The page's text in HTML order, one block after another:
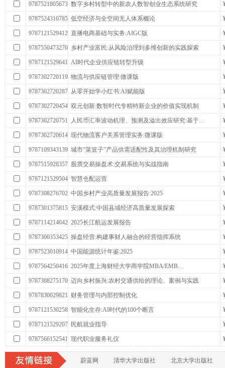
9787521805673 数字乡村转型中的新农人数智创业生态系统研究
9787524310785 低空经济与全空间无人体系概论
9787121529412 直播电商基础与实务:AIGC版
9787550473270 乡村产业富民:从风险治理到多维创新的实践探索
9787121529641 AI时代企业供应链转型升级
9787302720119 物流与供应链管理:微课版
9787302720287 从零开始学小红书:AI赋能版
9787302720454 双元创新:数智时代专精特新企业的价值实现机制
9787302720751 人民币汇率波动机理、预测及溢出效应研究:基于…
9787302720614 现代物流客户关系管理实务:微课版
9787109343139 城市“菜篮子”产品供需适配性及其治理机制研究
9787515928357 股票交易操盘术:交易系统与实战指南
9787121529504 智慧仓配运营
9787308276702 中国乡村产业高质量发展报告:2025
9787301375815 安溪模式:中国县域经济高质量发展探索
9787114214042 2025长江航运发展报告
9787300353425 操盘经营:构建事财人融合的经营指挥系统
9787523010914 中国能源统计年鉴:2025
9787564250416 2025年度上海财经大学商学院MBA/EMB…
9787308275170 迈向乡村振兴:农村交通供给的理论、案例与实践
9787830029821 财务管理与内部控制优化
9787121530258 智能化生存:AI时代的100个断言
9787121529207 民航就业指导
9787566152541 现代职业服务礼仪
蔚蓝网 清华大学出版社 北京大学出版社